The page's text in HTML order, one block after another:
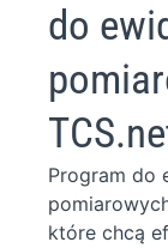
do
Program do
które chcą